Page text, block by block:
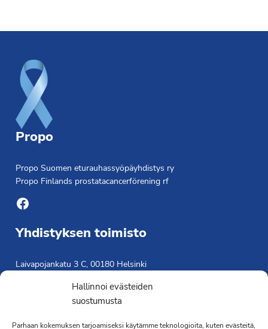
Hallinnoi evästeiden
suostumusta
Parhaan kokemuksen tarjoamiseksi käytämme teknologioita, kuten evästeitä,
Propo
Propo Suomen eturauhassyöpäyhdistys ry
Propo Finlands prostatacancerförening rf
Facebook
Yhdistyksen toimisto
Laivapojankatu 3 C, 00180 Helsinki
Saavutettavuusseloste »
Toiminnanjohtaja